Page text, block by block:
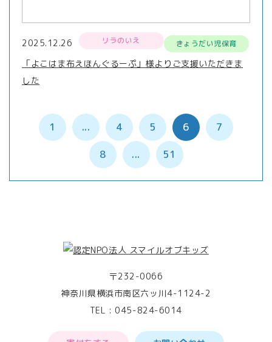
2025.12.26 リラのいえ きょうだい児保育
「よこはま布えほんぐるーぷ」様よりご支援いただきま
した
1 ... 4 5 6 7
8 ... 51
〒232-0066
神奈川県横浜市南区六ッ川4-1124-2
TEL :045-824-6014